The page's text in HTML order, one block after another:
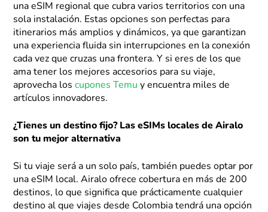
una eSIM regional que cubra varios territorios con una
sola instalación. Estas opciones son perfectas para
itinerarios más amplios y dinámicos, ya que garantizan
una experiencia fluida sin interrupciones en la conexión
cada vez que cruzas una frontera. Y si eres de los que
ama tener los mejores accesorios para su viaje,
aprovecha loscupones Temu y encuentra miles de
artículos innovadores.
¿Tienes un destino fijo? Las eSIMs locales de Airalo
son tu mejor alternativa
Si tu viaje será a un solo país, también puedes optar por
una eSIM local. Airalo ofrece cobertura en más de 200
destinos, lo que significa que prácticamente cualquier
destino al que viajes desde Colombia tendrá una opción